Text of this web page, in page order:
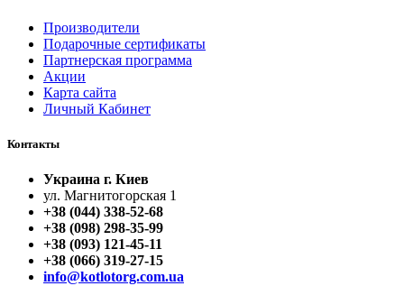
Производители
Подарочные сертификаты
Партнерская программа
Акции
Карта сайта
Личный Кабинет
Контакты
Украина г. Киев
ул. Магнитогорская 1
+38 (044) 338-52-68
+38 (098) 298-35-99
+38 (093) 121-45-11
+38 (066) 319-27-15
info@kotlotorg.com.ua